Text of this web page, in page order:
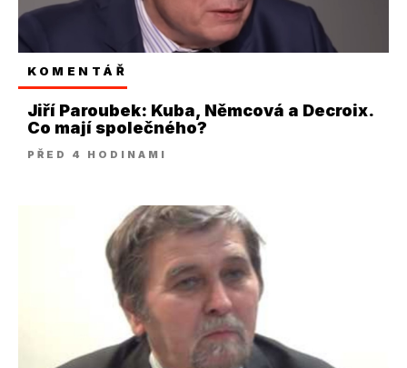
KOMENTÁŘ
Jiří Paroubek: Kuba, Němcová a Decroix.
Co mají společného?
PŘED 4 HODINAMI